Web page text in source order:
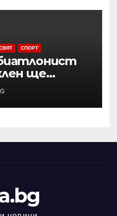
СПОРТ
ще